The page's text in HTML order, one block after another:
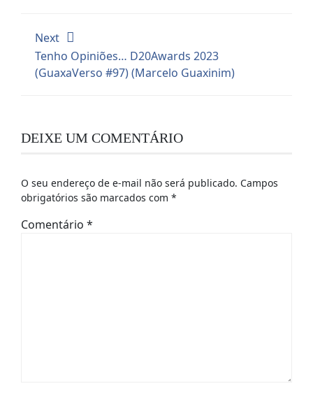
Next
Tenho Opiniões… D20Awards 2023
(GuaxaVerso #97) (Marcelo Guaxinim)
DEIXE UM COMENTÁRIO
O seu endereço de e-mail não será publicado. Campos
obrigatórios são marcados com *
Comentário *